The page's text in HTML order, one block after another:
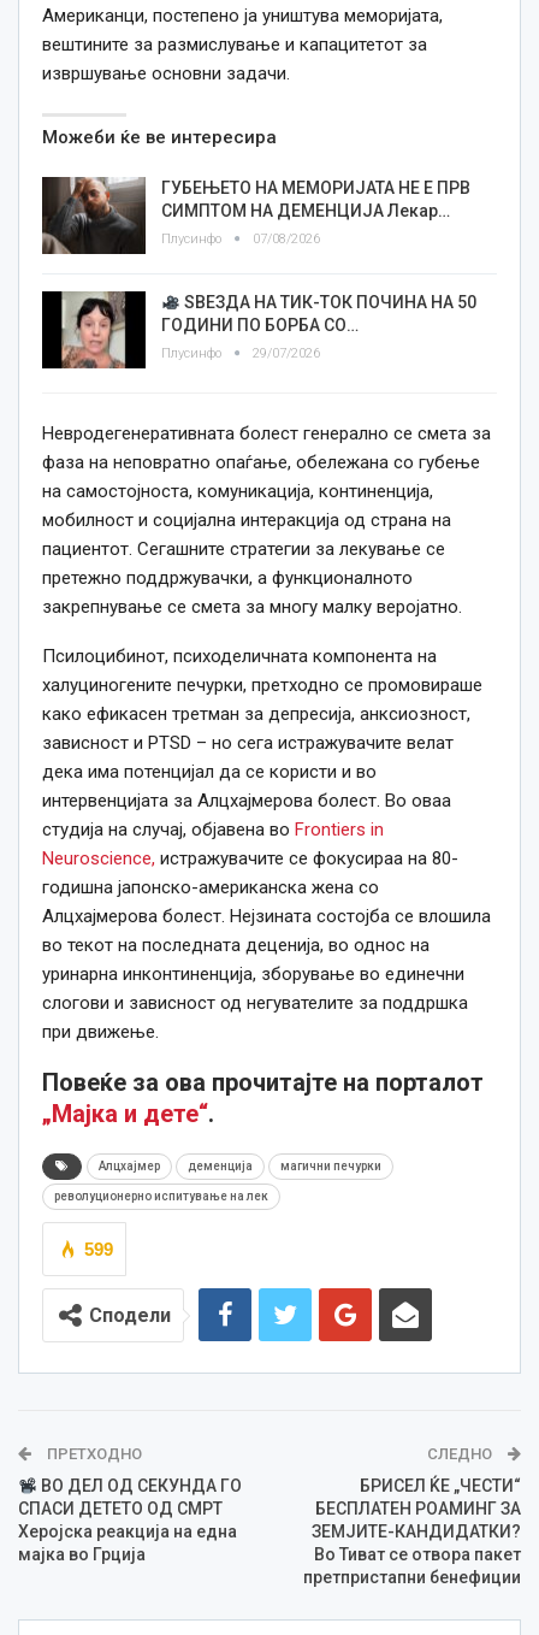
Американци, постепено ја уништува меморијата,
вештините за размислување и капацитетот за
извршување основни задачи.
Можеби ќе ве интересира
ГУБЕЊЕТО НА МЕМОРИЈАТА НЕ Е ПРВ
СИМПТОМ НА ДЕМЕНЦИЈА Лекар…
Плусинфо 07/08/2026
ЅВЕЗДА НА ТИК-ТОК ПОЧИНА НА 50
ГОДИНИ ПО БОРБА СО…
Плусинфо 29/07/2026
Невродегенеративната болест генерално се смета за
фаза на неповратно опаѓање, обележана со губење
на самостојноста, комуникација, континенција,
мобилност и социјална интеракција од страна на
пациентот. Сегашните стратегии за лекување се
претежно поддржувачки, а функционалното
закрепнување се смета за многу малку веројатно.
Псилоцибинот, психоделичната компонента на
халуциногените печурки, претходно се промовираше
како ефикасен третман за депресија, анксиозност,
зависност и PTSD – но сега истражувачите велат
дека има потенцијал да се користи и во
интервенцијата за Алцхајмерова болест. Во оваа
студија на случај, објавена во Frontiers in
Neuroscience, истражувачите се фокусираа на 80-
годишна јапонско-американска жена со
Алцхајмерова болест. Нејзината состојба се влошила
во текот на последната деценија, во однос на
уринарна инконтиненција, зборување во единечни
слогови и зависност од негувателите за поддршка
при движење.
Повеќе за ова прочитајте на порталот
„Мајка и дете“.
Алцхајмер деменција магични печурки
револуционерно испитување на лек
599
Сподели
ПРЕТХОДНО
ВО ДЕЛ ОД СЕКУНДА ГО
СПАСИ ДЕТЕТО ОД СМРТ
Херојска реакција на една
мајка во Грција
СЛЕДНО
БРИСЕЛ ЌЕ „ЧЕСТИ“
БЕСПЛАТЕН РОАМИНГ ЗА
ЗЕМЈИТЕ-КАНДИДАТКИ?
Во Тиват се отворa пакет
претпристапни бенефиции